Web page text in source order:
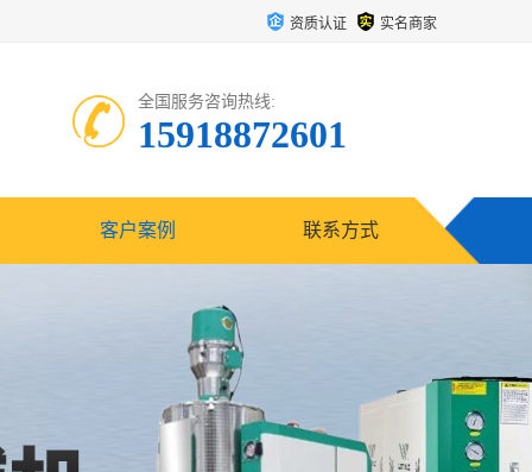
资质认证 实名商家
全国服务咨询热线:
15918872601
客户案例 联系方式